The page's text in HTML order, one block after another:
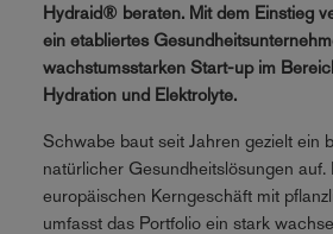
Hydraid® beraten. Mit dem Einstieg
ein etabliertes
wachstumsstarken Start-up im
Hydration und Elektrolyte.
Schwabe baut seit Jahren gezielt ein
natürlicher Gesundheitslösungen auf.
europäischen Kerngeschäft mit
umfasst das Portfolio ein stark